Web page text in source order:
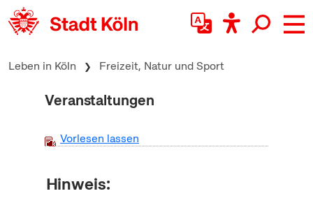
zum Inhalt springen
Leben in Köln Freizeit, Natur und Sport
Veranstaltungen
Vorlesen lassen
Hinweis: